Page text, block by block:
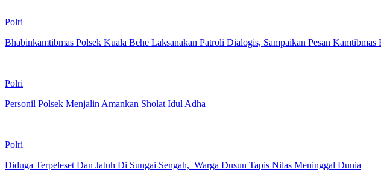
Polri
Bhabinkamtibmas Polsek Kuala Behe Laksanakan Patroli Dialogis, Sampaikan Pesan Kamtibmas
Polri
Personil Polsek Menjalin Amankan Sholat Idul Adha
Polri
Diduga Terpeleset Dan Jatuh Di Sungai Sengah, Warga Dusun Tapis Nilas Meninggal Dunia